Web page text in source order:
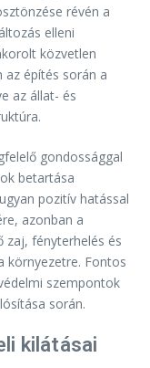
révén a
elleni
közvetlen
az építés során a
az állat- és
gondossággal
betartása
pozitív hatással
azonban a
zaj, fényterhelés és
környezetre. Fontos
szempontok
során.
kilátásai